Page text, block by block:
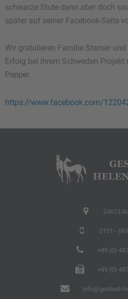
schwarze Stute dann aber doch
später auf seiner Facebook-Seite
Wir gratulieren Familie Stamer
Erfolg bei ihrem Schweden
Pepper.
https://www.facebook.com/
24613
0151 -
+49 (0)
+49 (0)
info@gestuet-